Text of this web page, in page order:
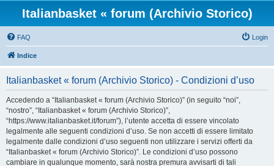
Italianbasket « forum (Archivio Storico)
FAQ Login
Indice
Italianbasket « forum (Archivio Storico) - Condizioni d’uso
Accedendo a “Italianbasket « forum (Archivio Storico)” (in seguito “noi”,
“nostro”, “Italianbasket « forum (Archivio Storico)”,
“https://www.italianbasket.it/forum”), l’utente accetta di essere vincolato
legalmente alle seguenti condizioni d’uso. Se non accetti di essere limitato
legalmente dalle condizioni d’uso seguenti non utilizzare i servizi offerti da
“Italianbasket « forum (Archivio Storico)”. Le condizioni d’uso possono
cambiare in qualunque momento, sarà nostra premura avvisarti di tali